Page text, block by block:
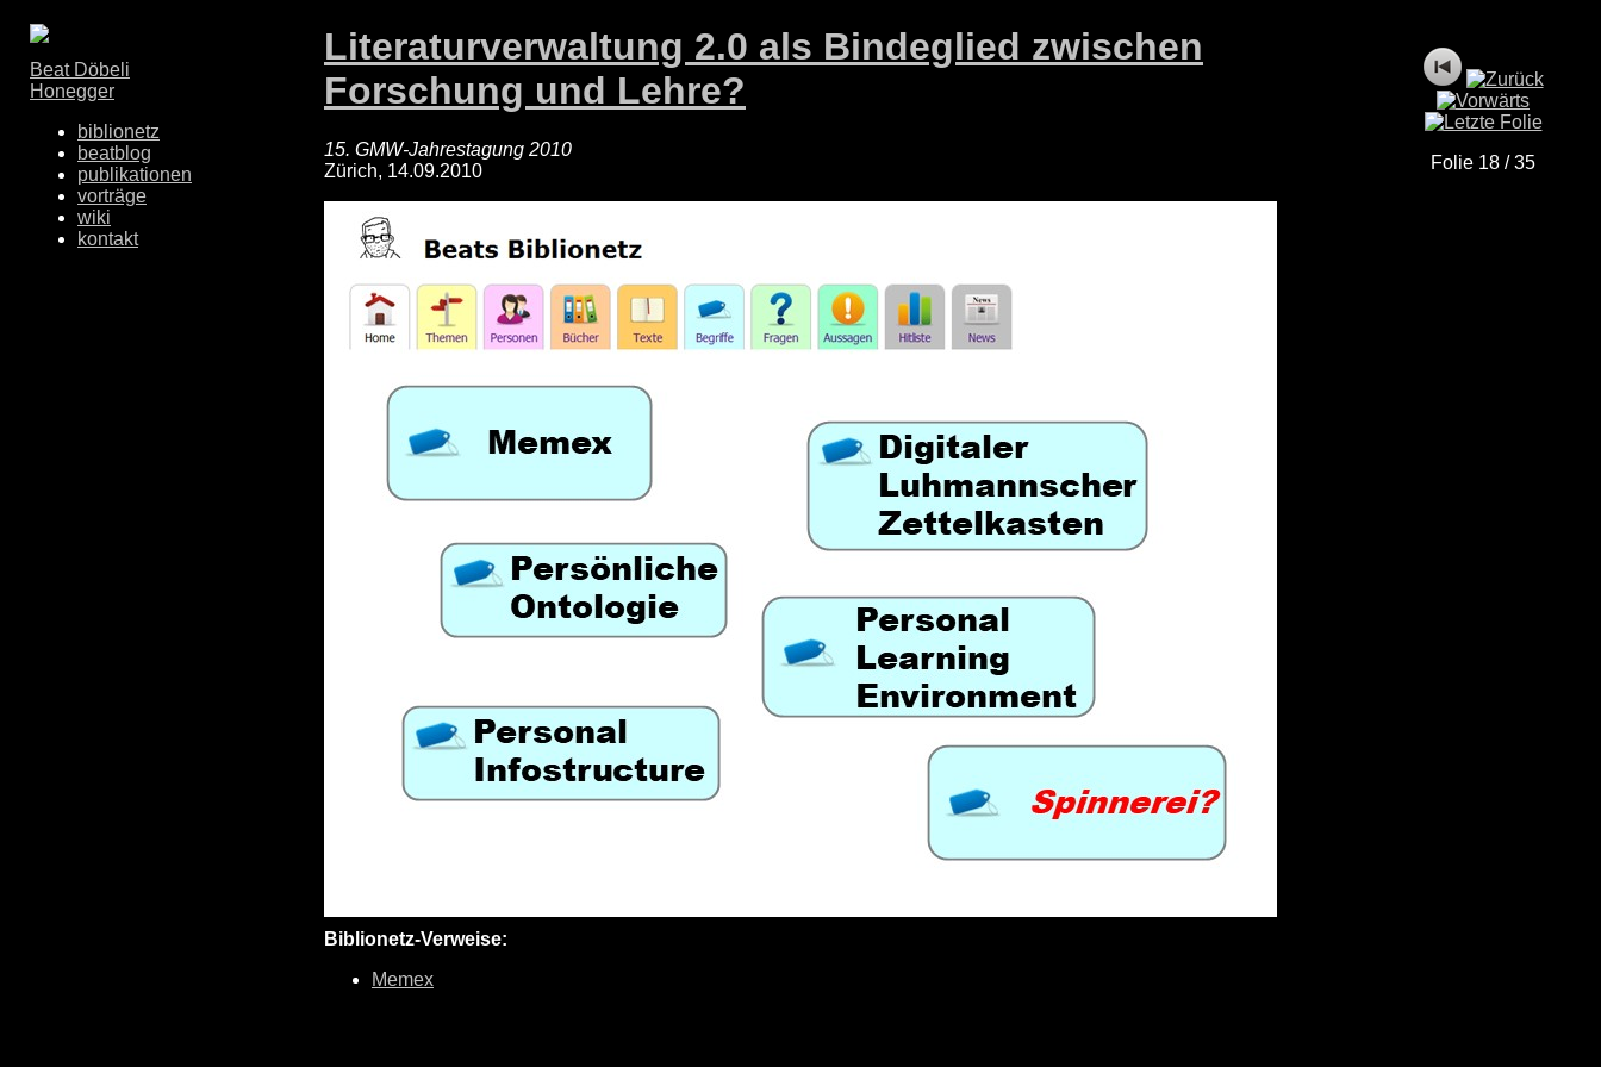
Folie 18 / 35
Literaturverwaltung 2.0 als Bindeglied zwischen
Forschung und Lehre?
15. GMW-Jahrestagung 2010
Zürich, 14.09.2010
Biblionetz-Verweise:
Memex
Beat Döbeli
Honegger
biblionetz
beatblog
publikationen
vorträge
wiki
kontakt